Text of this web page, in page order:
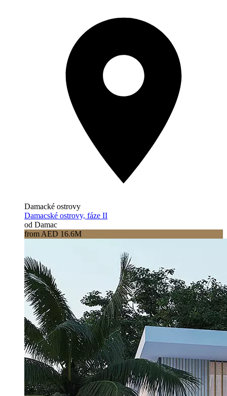
Damacké ostrovy
Damacské ostrovy, fáze II
od Damac
from AED 16.6M